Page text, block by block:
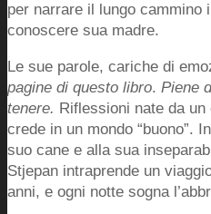
per narrare il lungo cammino
conoscere sua madre.
Le sue parole, cariche di
pagine di questo libro. Piene
tenere. Riflessioni nate da
crede in un mondo “buono”.
suo cane e alla sua
Stjepan intraprende un
anni, e ogni notte sogna